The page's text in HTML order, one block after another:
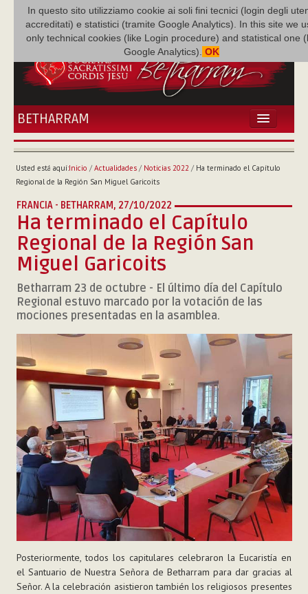
In questo sito utilizziamo cookie ai soli fini tecnici (login degli
accreditati) e statistici (tramite Google Analytics). In this site we
only technical cookies (like Login procedure) and statistical one
Google Analytics). OK
BETHARRAM
INICIO
BETHARRAM
MISIÓN
NEF
MULTIMEDIA
P. AUGUSTO ETCHECOPAR
Usted está aquí:Inicio / Actualidades/ Noticias 2022 / Ha terminado el Capítulo
Regional de la Región San Miguel Garicoits
FRANCIA - BETHARRAM, 27/10/2022
Ha terminado el Capítulo
Regional de la Región San
Miguel Garicoits
Betharram 23 de octubre - El último día del Capítulo
Regional estuvo marcado por la votación de las
mociones presentadas en la asamblea.
Posteriormente, todos los capitulares celebraron la Eucaristía en
el Santuario de Nuestra Señora de Betharram para dar gracias al
Señor. A la celebración asistieron también los religiosos presentes